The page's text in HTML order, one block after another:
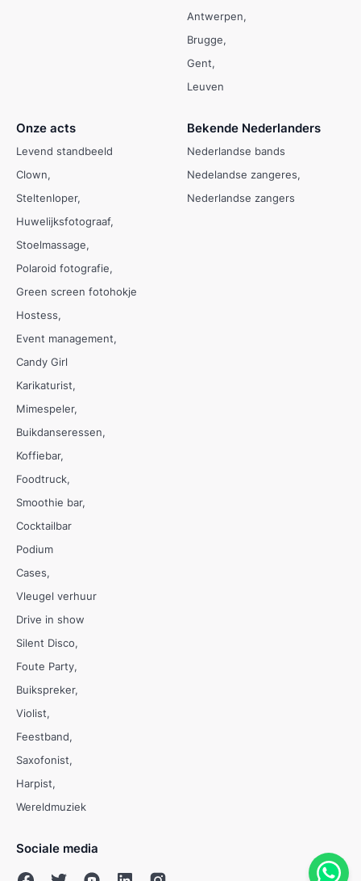
Antwerpen
Brugge
Gent
Leuven
Onze acts
Levend standbeeld
Clown
Steltenloper
Huwelijksfotograaf
Stoelmassage
Polaroid fotografie
Green screen fotohokje
Hostess
Event management
Candy Girl
Karikaturist
Mimespeler
Buikdanseressen
Koffiebar
Foodtruck
Smoothie bar
Cocktailbar
Podium
Cases
Vleugel verhuur
Drive in show
Silent Disco
Foute Party
Buikspreker
Violist
Feestband
Saxofonist
Harpist
Wereldmuziek
Bekende Nederlanders
Nederlandse bands
Nedelandse zangeres
Nederlandse zangers
Sociale media